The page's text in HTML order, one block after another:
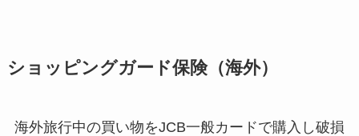
ショッピングガード保険（海外）
海外旅行中の買い物をJCB一般カードで購入し破損